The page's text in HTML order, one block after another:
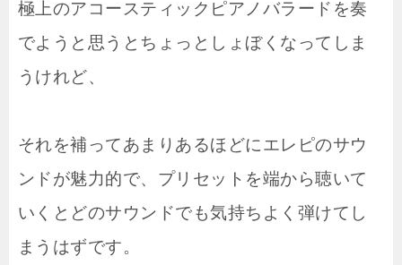
極上のアコースティックピアノバラードを奏
でようと思うとちょっとしょぼくなってしま
うけれど、
それを補ってあまりあるほどにエレピのサウ
ンドが魅力的で、プリセットを端から聴いて
いくとどのサウンドでも気持ちよく弾けてし
まうはずです。